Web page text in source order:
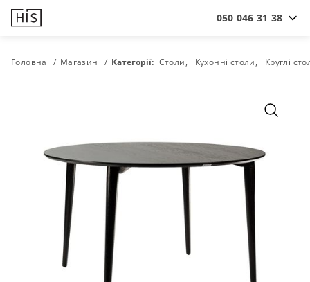
050 046 31 38
Головна Магазин Категорії: Столи Кухонні столи Круглі